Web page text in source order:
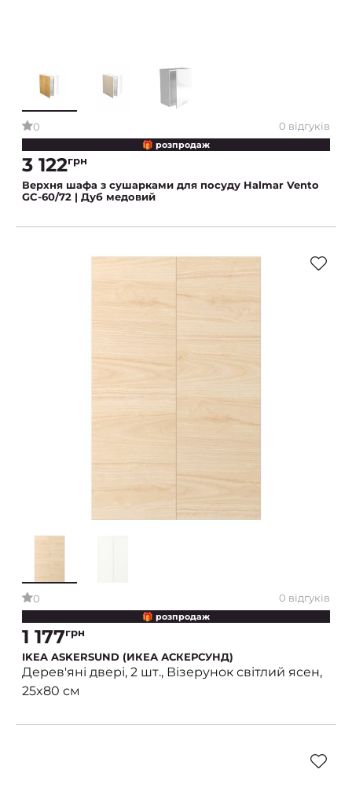
0 0 відгуків
🎁 розпродаж
3 122грн
Верхня шафа з сушарками для посуду Halmar Vento
GC-60/72 | Дуб медовий
0 0 відгуків
🎁 розпродаж
1 177грн
IKEA ASKERSUND (ИКЕА АСКЕРСУНД)
Дерев'яні двері, 2 шт., Візерунок світлий ясен,
25x80 см